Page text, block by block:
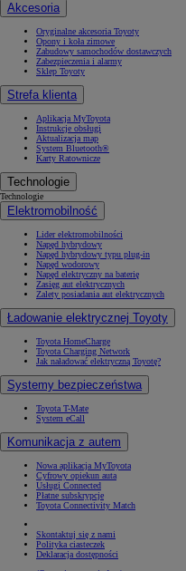
Akcesoria
Oryginalne akcesoria Toyoty
Opony i koła zimowe
Zabudowy samochodów dostawczych
Zabezpieczenia i alarmy
Sklep Toyoty
Strefa klienta
Aplikacja MyToyota
Instrukcje obsługi
Aktualizacja map
System Bluetooth®
Karty Ratownicze
Technologie
Technologie
Elektromobilność
Lider elektromobilności
Napęd hybrydowy
Napęd hybrydowy typu plug-in
Napęd wodorowy
Napęd elektryczny na baterię
Zasięg aut elektrycznych
Zalety posiadania aut elektrycznych
Ładowanie elektrycznej Toyoty
Toyota HomeCharge
Toyota Charging Network
Jak naładować elektryczną Toyotę?
Systemy bezpieczeństwa
Toyota T-Mate
System eCall
Komunikacja z autem
Nowa aplikacja MyToyota
Cyfrowy opiekun auta
Usługi Connected
Płatne subskrypcje
Toyota Connectivity Match
Skontaktuj się z nami
Polityka ciasteczek
Deklaracja dostępności